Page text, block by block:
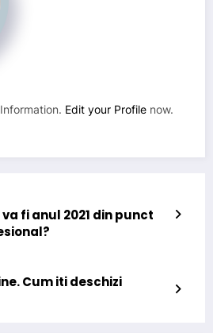
Edit your Profile now.
fi anul 2021 din punct
Cum iti deschizi